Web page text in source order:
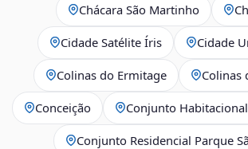
Chácara São Martinho
Cidade Satélite Íris Cidade
Colinas do Ermitage Colinas
Conceição Conjunto
Conjunto Residencial Parque